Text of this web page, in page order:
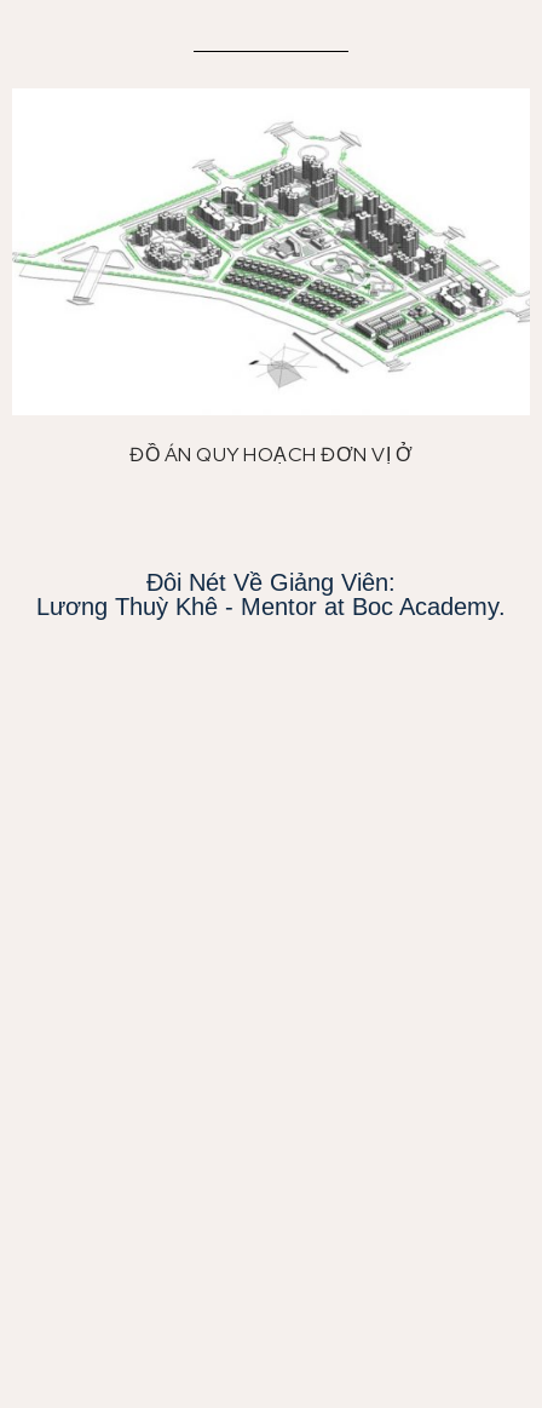
ĐỒ ÁN QUY HOẠCH ĐƠN VỊ Ở
Đôi Nét Về Giảng Viên:
Lương Thuỳ Khê - Mentor at Boc Academy.